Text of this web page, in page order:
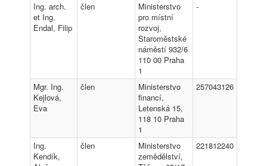
Ing. arch.
et Ing.
Endal, Filip
člen
Ministerstvo
pro místní
rozvoj,
Staroměstské
náměstí 932/6
110 00 Praha
1
-
Mgr. Ing.
Kejlová,
Eva
člen
Ministerstvo
financí,
Letenská 15,
118 10 Praha
1
257043126
Ing.
Kendík,
člen
Ministerstvo
zemědělství,
221812240